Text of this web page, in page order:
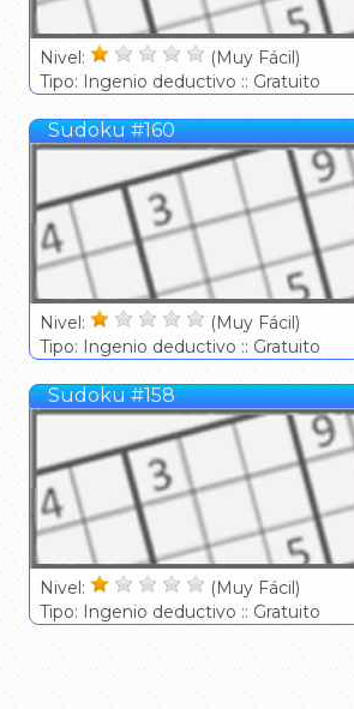
Nivel:
(Muy Fácil)
Tipo: Ingenio deductivo :: Gratuito
Sudoku #160
Nivel:
(Muy Fácil)
Tipo: Ingenio deductivo :: Gratuito
Sudoku #158
Nivel:
(Muy Fácil)
Tipo: Ingenio deductivo :: Gratuito